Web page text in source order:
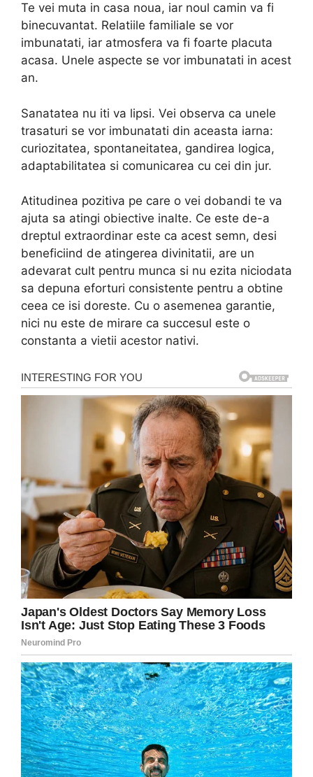
Te vei muta in casa noua, iar noul camin va fi
binecuvantat. Relatiile familiale se vor
imbunatati, iar atmosfera va fi foarte placuta
acasa. Unele aspecte se vor imbunatati in acest
an.
Sanatatea nu iti va lipsi. Vei observa ca unele
trasaturi se vor imbunatati din aceasta iarna:
curiozitatea, spontaneitatea, gandirea logica,
adaptabilitatea si comunicarea cu cei din jur.
Atitudinea pozitiva pe care o vei dobandi te va
ajuta sa atingi obiective inalte. Ce este de-a
dreptul extraordinar este ca acest semn, desi
beneficiind de atingerea divinitatii, are un
adevarat cult pentru munca si nu ezita niciodata
sa depuna eforturi consistente pentru a obtine
ceea ce isi doreste. Cu o asemenea garantie,
nici nu este de mirare ca succesul este o
constanta a vietii acestor nativi.